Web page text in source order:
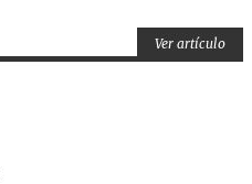
Ver artículo